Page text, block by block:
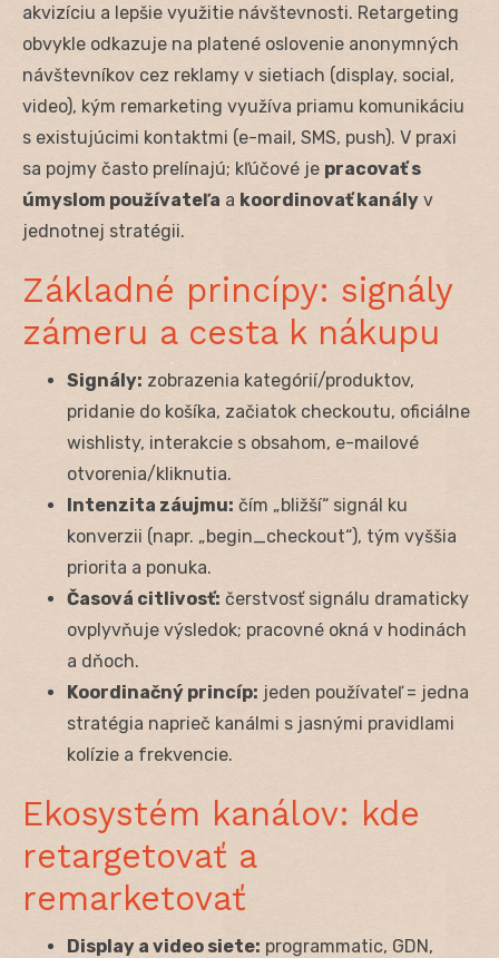
akvizíciu a lepšie využitie návštevnosti. Retargeting
obvykle odkazuje na platené oslovenie anonymných
návštevníkov cez reklamy v sietiach (display, social,
video), kým remarketing využíva priamu komunikáciu
s existujúcimi kontaktmi (e-mail, SMS, push). V praxi
sa pojmy často prelínajú; kľúčové je pracovať s
úmyslom používateľa a koordinovať kanály v
jednotnej stratégii.
Základné princípy: signály
zámeru a cesta k nákupu
Signály: zobrazenia kategórií/produktov,
pridanie do košíka, začiatok checkoutu, oficiálne
wishlisty, interakcie s obsahom, e-mailové
otvorenia/kliknutia.
Intenzita záujmu: čím „bližší“ signál ku
konverzii (napr. „begin_checkout“), tým vyššia
priorita a ponuka.
Časová citlivosť: čerstvosť signálu dramaticky
ovplyvňuje výsledok; pracovné okná v hodinách
a dňoch.
Koordinačný princíp: jeden používateľ = jedna
stratégia naprieč kanálmi s jasnými pravidlami
kolízie a frekvencie.
Ekosystém kanálov: kde
retargetovať a
remarketovať
Display a video siete: programmatic, GDN,